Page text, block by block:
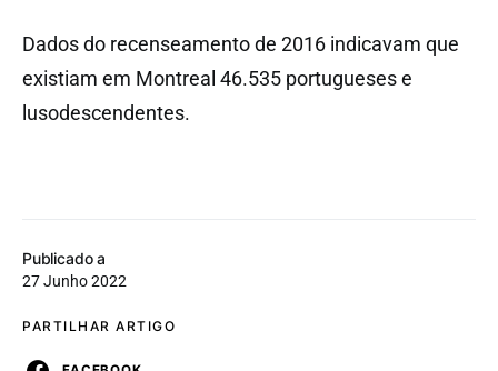
Publicado a
27 Junho 2022
PARTILHAR ARTIGO
Dados do recenseamento de 2016 indicavam que
existiam em Montreal 46.535 portugueses e
lusodescendentes.